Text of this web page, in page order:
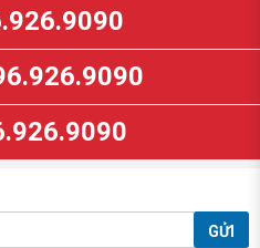
GỬI